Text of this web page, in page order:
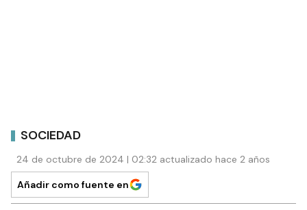
SOCIEDAD
24 de octubre de 2024 | 02:32 actualizado hace 2 años
Añadir como fuente en